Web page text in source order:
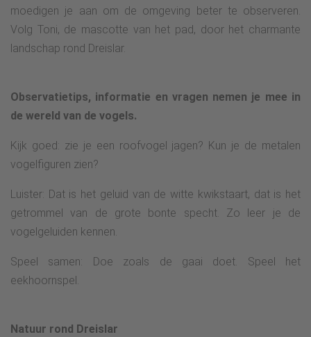
moedigen je aan om de omgeving beter te observeren.
Volg Toni, de mascotte van het pad, door het charmante
landschap rond Dreislar.
Observatietips, informatie en vragen nemen je mee in
de wereld van de vogels.
Kijk goed: zie je een roofvogel jagen? Kun je de metalen
vogelfiguren zien?
Luister: Dat is het geluid van de witte kwikstaart, dat is het
getrommel van de grote bonte specht. Zo leer je de
vogelgeluiden kennen.
Speel samen: Doe zoals de gaai doet. Speel het
eekhoornspel.
Natuur rond Dreislar